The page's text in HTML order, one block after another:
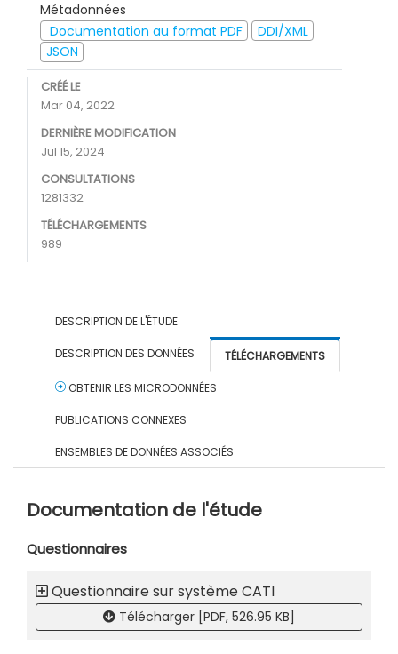
Métadonnées
Documentation au format PDF
DDI/XML
JSON
CRÉÉ LE
Mar 04, 2022
DERNIÈRE MODIFICATION
Jul 15, 2024
CONSULTATIONS
1281332
TÉLÉCHARGEMENTS
989
DESCRIPTION DE L'ÉTUDE
DESCRIPTION DES DONNÉES TÉLÉCHARGEMENTS
OBTENIR LES MICRODONNÉES
PUBLICATIONS CONNEXES
ENSEMBLES DE DONNÉES ASSOCIÉS
Documentation de l'étude
Questionnaires
Questionnaire sur système CATI
Télécharger [PDF, 526.95 KB]